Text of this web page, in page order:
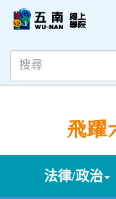
飛躍
法律/政治